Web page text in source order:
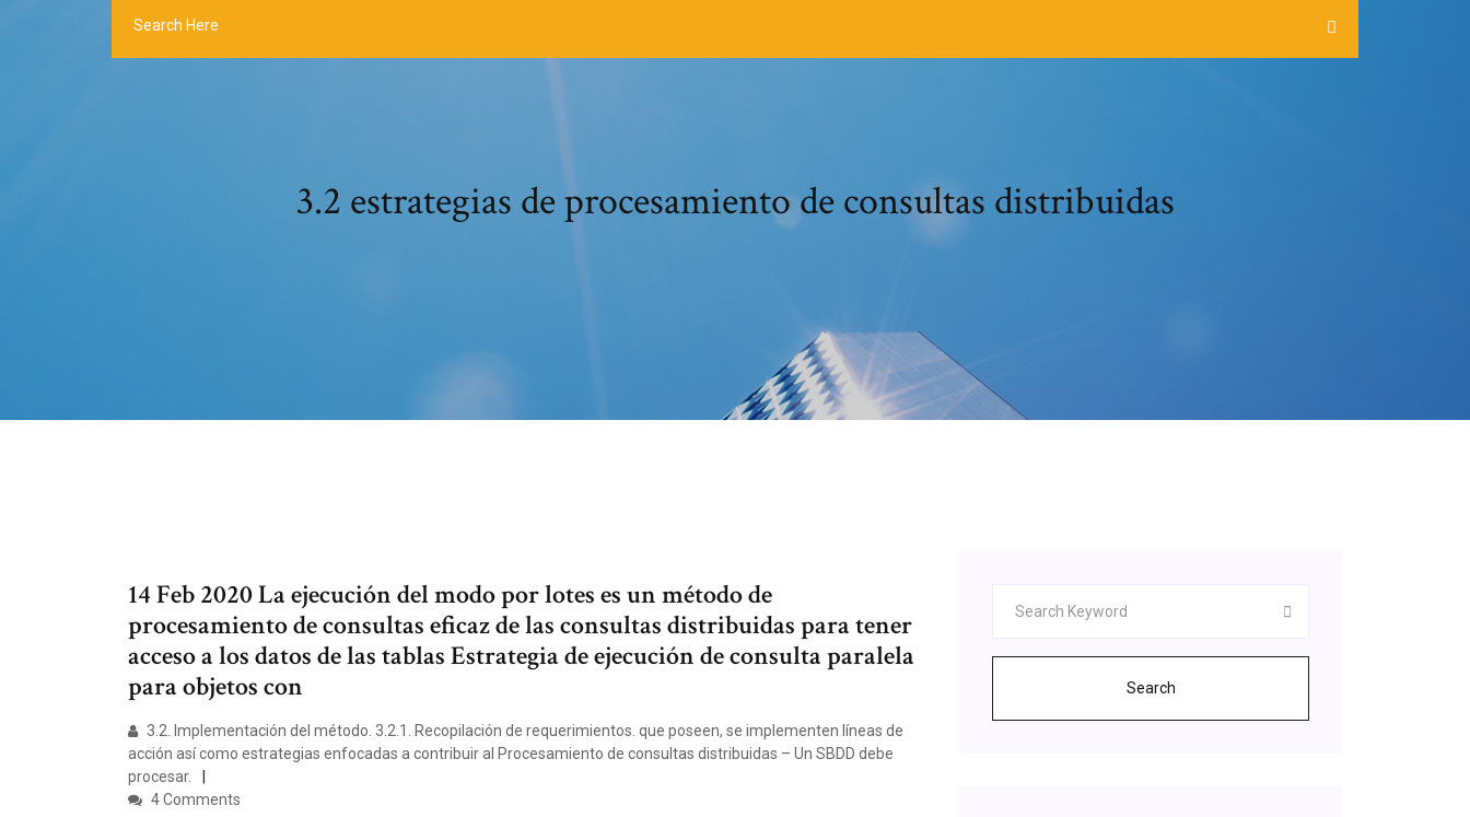
3.2 estrategias de procesamiento de consultas distribuidas
14 Feb 2020 La ejecución del modo por lotes es un método de
procesamiento de consultas eficaz de las consultas distribuidas para tener
acceso a los datos de las tablas Estrategia de ejecución de consulta paralela
para objetos con
3.2. Implementación del método. 3.2.1. Recopilación de requerimientos. que poseen, se implementen líneas de
acción así como estrategias enfocadas a contribuir al Procesamiento de consultas distribuidas – Un SBDD debe
procesar.
4 Comments
Search